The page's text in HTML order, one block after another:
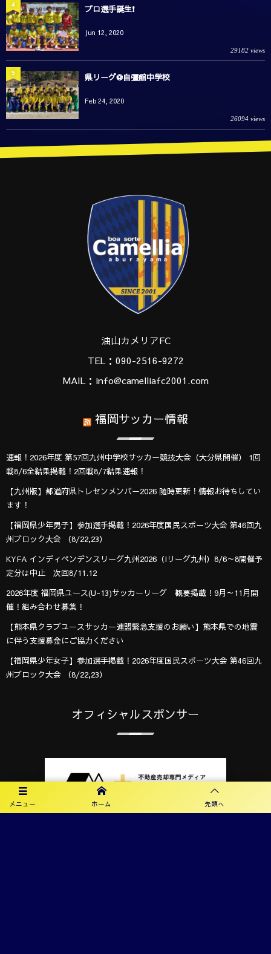
プロ選手誕生❗️
Jun 12, 2020
29182 views
4
県リーグ⚽️自彊館中学校
Feb 24, 2020
26094 views
5
メニュー ホーム 先頭へ
油山カメリアFC
TEL：090-2516-9272
MAIL：info@camelliafc2001.com
福岡サッカー情報
速報！2026年度 第57回九州中学校サッカー競技大会（大分県開催） 1回
戦8/6全結果掲載！2回戦8/7結果速報！
【九州版】都道府県トレセンメンバー2026 随時更新！情報お待ちしてい
ます！
【福岡県少年男子】参加選手掲載！2026年度国民スポーツ大会 第46回九
州ブロック大会 （8/22,23）
KYFA インディペンデンスリーグ九州2026（Iリーグ九州）8/6～8開催予
定分は中止 次回8/11.12
2026年度 福岡県ユース(U-13)サッカーリーグ 概要掲載！9月～11月開
催！組み合わせ募集！
【熊本県クラブユースサッカー連盟緊急支援のお願い】熊本県での地震
に伴う支援募金にご協力ください
【福岡県少年女子】参加選手掲載！2026年度国民スポーツ大会 第46回九
州ブロック大会 （8/22,23）
オフィシャルスポンサー